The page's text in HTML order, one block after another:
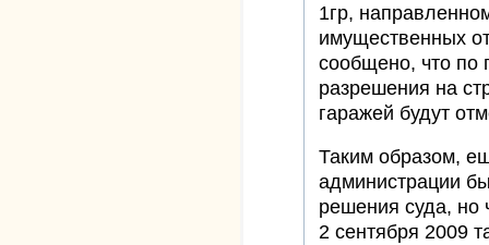
1гр,
имущественных
сообщено, что по
разрешения на
гаражей будут
Таким образом,
администрации
решения суда, но
2 сентября 2009